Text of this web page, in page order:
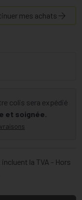
mes achats
colis sera expédié
et soignée.
la TVA - Hors